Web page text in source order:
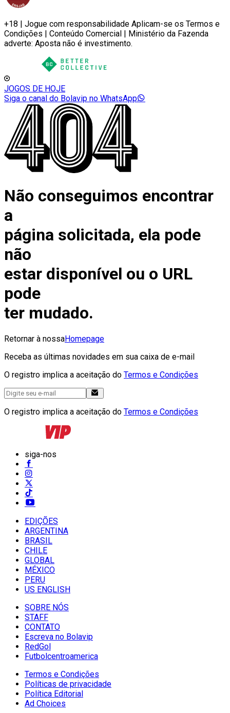
+18 | Jogue com responsabilidade Aplicam-se os Termos e
Condições | Conteúdo Comercial | Ministério da Fazenda
adverte: Aposta não é investimento.
JOGOS DE HOJE
Siga o canal do Bolavip no WhatsApp
Não conseguimos encontrar
a
página solicitada, ela pode
não
estar disponível ou o URL
pode
ter mudado.
Retornar à nossaHomepage
Receba as últimas novidades em sua caixa de e-mail
O registro implica a aceitação do Termos e Condições
O registro implica a aceitação do Termos e Condições
siga-nos
EDIÇÕES
ARGENTINA
BRASIL
CHILE
GLOBAL
MÉXICO
PERU
US ENGLISH
SOBRE NÓS
STAFF
CONTATO
Escreva no Bolavip
RedGol
Futbolcentroamerica
Termos e Condições
Políticas de privacidade
Política Editorial
Ad Choices